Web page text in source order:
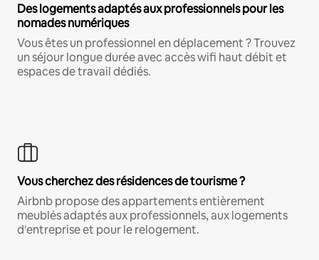
Des logements adaptés aux professionnels pour les
nomades numériques
Vous êtes un professionnel en déplacement ? Trouvez
un séjour longue durée avec accès wifi haut débit et
espaces de travail dédiés.
Vous cherchez des résidences de tourisme ?
Airbnb propose des appartements entièrement
meublés adaptés aux professionnels, aux logements
d'entreprise et pour le relogement.